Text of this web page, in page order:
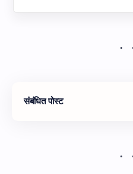
संबंधित पोस्ट